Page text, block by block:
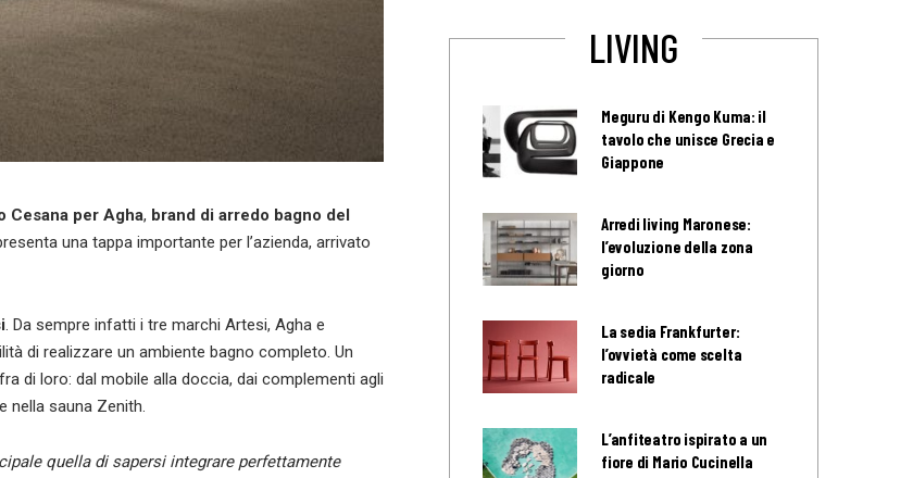
Cesana per Agha, brand di arredo bagno del
una tappa importante per l’azienda, arrivato
. Da sempre infatti i tre marchi Artesi, Agha e
di realizzare un ambiente bagno completo. Un
di loro: dal mobile alla doccia, dai complementi agli
nella sauna Zenith.
quella di sapersi integrare perfettamente
LIVING
Meguru di Kengo Kuma: il
tavolo che unisce Grecia e
Giappone
Arredi living Maronese:
l’evoluzione della zona
giorno
La sedia Frankfurter:
l’ovvietà come scelta
radicale
L’anfiteatro ispirato a un
fiore di Mario Cucinella